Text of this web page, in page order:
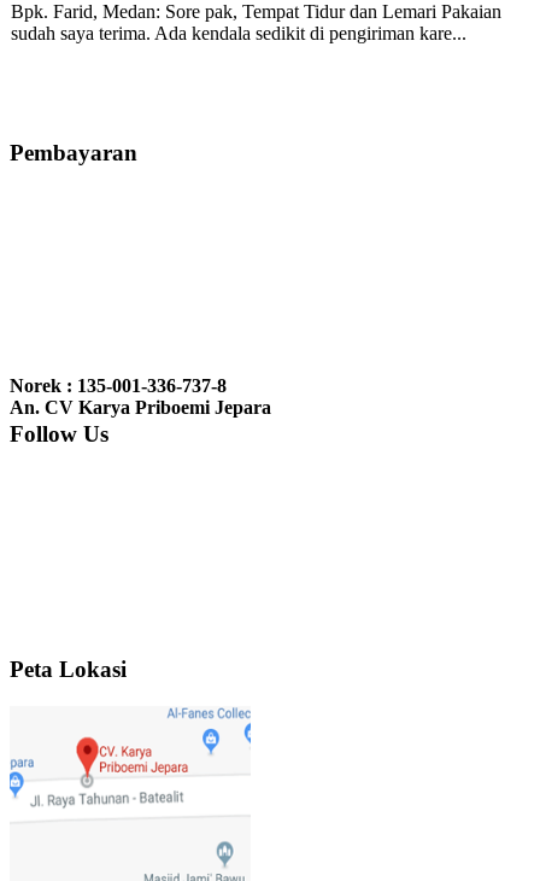
Bpk. Farid, Medan: Sore pak, Tempat Tidur dan Lemari Pakaian
sudah saya terima. Ada kendala sedikit di pengiriman kare...
bale2 dan kursi teras saya sudah saya terima dan p...
nyesel deh beli geby...
saya mengucapkan banyak terima kasih....
Ibu Asa, Cibubur:Pak Trolynya sudah sampai tadi Makasii ya Pak...
Pembayaran
Norek : 135-001-336-737-8
An. CV Karya Priboemi Jepara
Follow Us
Peta Lokasi